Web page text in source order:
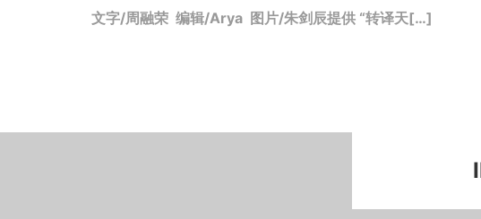
文字/周融荣 编辑/Arya 图片/朱剑辰提供 “转译天[…]